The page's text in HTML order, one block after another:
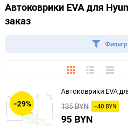
Автоковрики EVA для
заказ
Фильтр
ПлиткаПодробно
−29%
Автоковрики EVA
135 BYN −40 BYN
95 BYN